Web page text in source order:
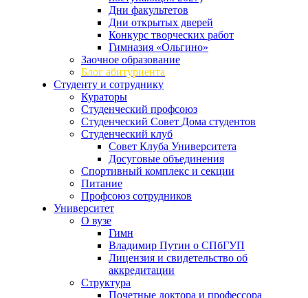
Дни факультетов
Дни открытых дверей
Конкурс творческих работ
Гимназия «Ольгино»
Заочное образование
Блог абитуриента
Студенту и сотруднику
Кураторы
Студенческий профсоюз
Студенческий Совет Дома студентов
Студенческий клуб
Совет Клуба Университета
Досуговые объединения
Спортивный комплекс и секции
Питание
Профсоюз сотрудников
Университет
О вузе
Гимн
Владимир Путин о СПбГУП
Лицензия и свидетельство об
аккредитации
Структура
Почетные доктора и профессора